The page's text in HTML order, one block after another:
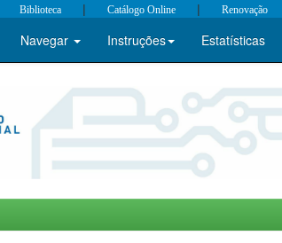
Biblioteca | Catálogo Online | Renovação
Navegar Instruções Estatísticas